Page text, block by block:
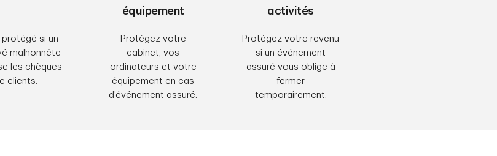
si un
malhonnête
les chèques
clients.
équipement
Protégez votre
cabinet, vos
ordinateurs et votre
équipement en cas
d’événement assuré.
activités
Protégez votre revenu
si un événement
assuré vous oblige à
fermer
temporairement.